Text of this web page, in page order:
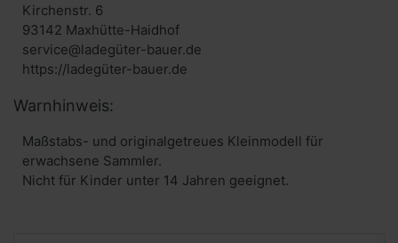
Kirchenstr. 6
93142 Maxhütte-Haidhof
service@ladegüter-bauer.de
https://ladegüter-bauer.de
Warnhinweis:
Maßstabs- und originalgetreues Kleinmodell für
erwachsene Sammler.
Nicht für Kinder unter 14 Jahren geeignet.